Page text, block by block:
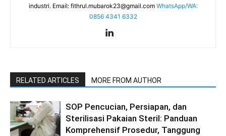
industri. Email: fithrul.mubarok23@gmail.com WhatsApp/WA:
0856 4341 6332
RELATED ARTICLES MORE FROM AUTHOR
SOP Pencucian, Persiapan, dan
Sterilisasi Pakaian Steril: Panduan
Komprehensif Prosedur, Tanggung